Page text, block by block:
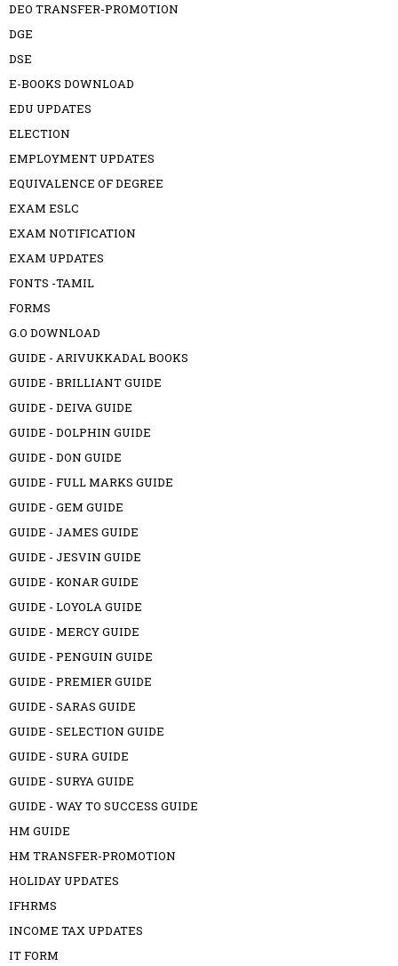
DEO TRANSFER-PROMOTION
DGE
DSE
E-BOOKS DOWNLOAD
EDU UPDATES
ELECTION
EMPLOYMENT UPDATES
EQUIVALENCE OF DEGREE
EXAM ESLC
EXAM NOTIFICATION
EXAM UPDATES
FONTS -TAMIL
FORMS
G.O DOWNLOAD
GUIDE - ARIVUKKADAL BOOKS
GUIDE - BRILLIANT GUIDE
GUIDE - DEIVA GUIDE
GUIDE - DOLPHIN GUIDE
GUIDE - DON GUIDE
GUIDE - FULL MARKS GUIDE
GUIDE - GEM GUIDE
GUIDE - JAMES GUIDE
GUIDE - JESVIN GUIDE
GUIDE - KONAR GUIDE
GUIDE - LOYOLA GUIDE
GUIDE - MERCY GUIDE
GUIDE - PENGUIN GUIDE
GUIDE - PREMIER GUIDE
GUIDE - SARAS GUIDE
GUIDE - SELECTION GUIDE
GUIDE - SURA GUIDE
GUIDE - SURYA GUIDE
GUIDE - WAY TO SUCCESS GUIDE
HM GUIDE
HM TRANSFER-PROMOTION
HOLIDAY UPDATES
IFHRMS
INCOME TAX UPDATES
IT FORM